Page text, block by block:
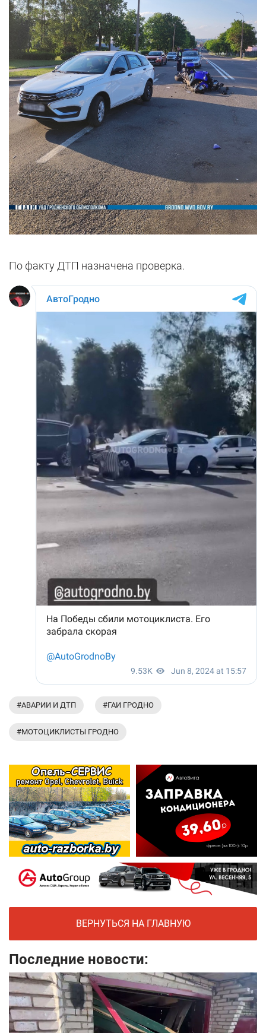
По факту ДТП назначена проверка.
#АВАРИИ И ДТП #ГАИ ГРОДНО
#МОТОЦИКЛИСТЫ ГРОДНО
ВЕРНУТЬСЯ НА ГЛАВНУЮ
Последние новости: